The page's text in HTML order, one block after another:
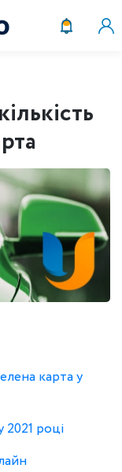
карта у
2021 році